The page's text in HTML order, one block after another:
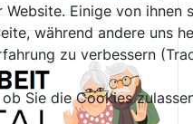
Einige von ihnen
während andere uns
zu verbessern
Sie die Cookies